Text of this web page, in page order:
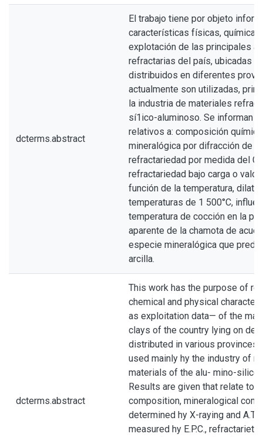
dcterms.abstract
El trabajo tiene por objeto
características físicas,
explotación de las principales
refractarias del país, ubicadas
distribuidos en diferentes
actualmente son utilizadas,
la industria de materiales
sí1ico-aluminoso. Se informan
relativos a: composición
mineralógica por difracción de
refractariedad por medida del
refractariedad bajo carga o
función de la temperatura,
temperaturas de 1 500°C,
temperatura de cocción en la
aparente de la chamota de
especie mineralógica que
arcilla.
dcterms.abstract
This work has the purpose of
chemical and physical
as exploitation data— of the
clays of the country lying on
distributed in various provinces
used mainly hy the industry of
materials of the alu- mino-
Results are given that relate to
composition, mineralogical
determined hy X-raying and A.T.
measured hy E.P.C., refractariety